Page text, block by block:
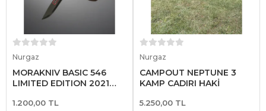
Nurgaz
MORAKNIV BASIC 546
LIMITED EDITION 2021
1.200,00 TL
Nurgaz
CAMPOUT NEPTUNE 3
KAMP ÇADIRI HAKİ
5.250,00 TL